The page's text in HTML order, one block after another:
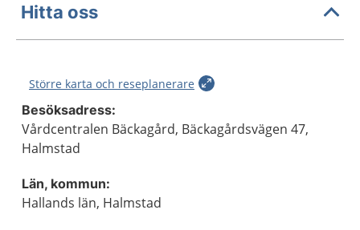
Hitta oss
Större karta och reseplanerare
Besöksadress:
Vårdcentralen Bäckagård, Bäckagårdsvägen 47,
Halmstad
Län, kommun:
Hallands län, Halmstad